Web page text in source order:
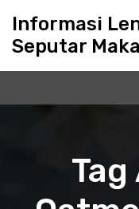
Informasi
Seputar